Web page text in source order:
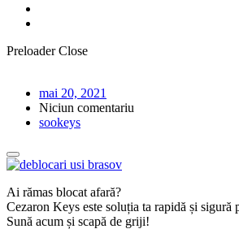
Preloader Close
mai 20, 2021
Niciun comentariu
sookeys
Ai rămas blocat afară?
Cezaron Keys este soluția ta rapidă și
Sună acum și scapă de griji!